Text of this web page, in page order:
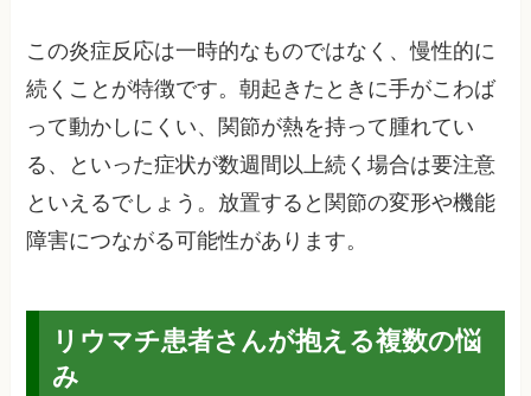
この炎症反応は一時的なものではなく、慢性的に
続くことが特徴です。朝起きたときに手がこわば
って動かしにくい、関節が熱を持って腫れてい
る、といった症状が数週間以上続く場合は要注意
といえるでしょう。放置すると関節の変形や機能
障害につながる可能性があります。
リウマチ患者さんが抱える複数の悩
み